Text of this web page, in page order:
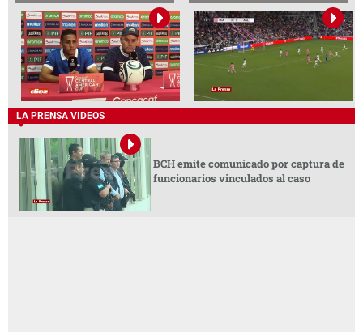
LA PRENSA VIDEOS
BCH emite comunicado por captura de
funcionarios vinculados al caso